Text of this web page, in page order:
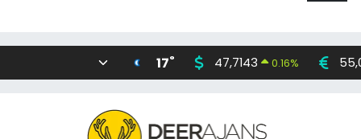
17° 47,7143 0.16%